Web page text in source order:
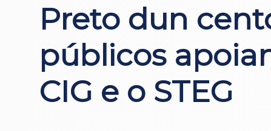
Preto dun
públicos
CIG e o STEG